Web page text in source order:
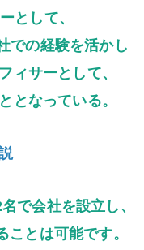
として、
での経験を活かし
ィサーとして、
となっている。
で会社を設立し、
とは可能です。